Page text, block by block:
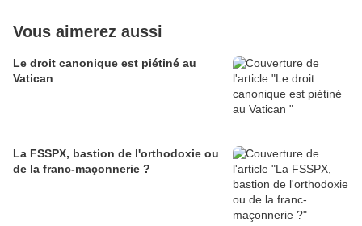
Vous aimerez aussi
Le droit canonique est piétiné au
Vatican
La FSSPX, bastion de l'orthodoxie ou
de la franc-maçonnerie ?